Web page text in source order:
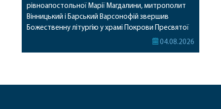
рівноапостольної Марії Магдалини, митрополит
Вінницький і Барський Варсонофій звершив
Божественну літургію у храмі Покрови Пресвятої
Богородиці села Терешки Барського благочиння.
04.08.2026